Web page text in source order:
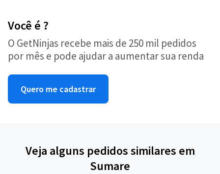
Você é ?
O GetNinjas recebe mais de 250 mil pedidos
por mês e pode ajudar a aumentar sua renda
Quero me cadastrar
Veja alguns pedidos similares em
Sumare